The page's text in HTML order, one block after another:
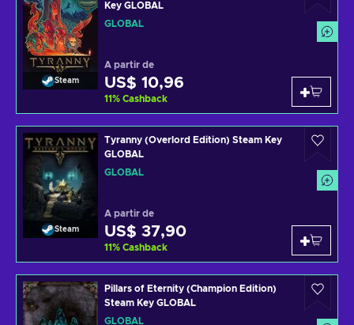
Steam
Key GLOBAL
GLOBAL
A partir de
US$ 10,96
11% Cashback
Steam
Tyranny (Overlord Edition) Steam Key
GLOBAL
GLOBAL
A partir de
US$ 37,90
11% Cashback
Pillars of Eternity (Champion Edition)
Steam Key GLOBAL
GLOBAL